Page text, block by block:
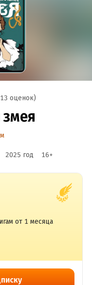
13 оценок)
2025 год 16+
от 1 месяца